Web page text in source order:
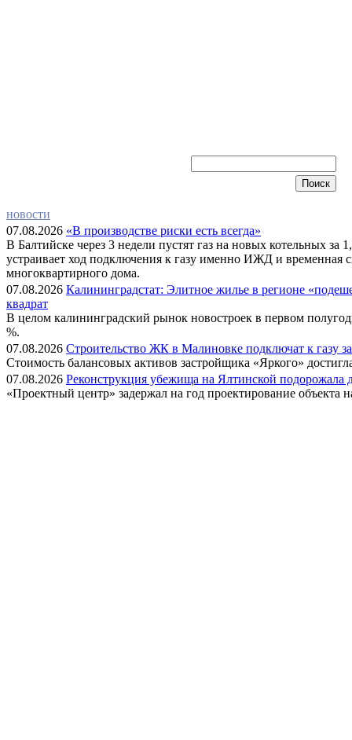
новости
07.08.2026 «В производстве риски есть всегда»
В Балтийске через 3 недели пустят газ на новых котельных за
устраивает ход подключения к газу именно ИЖД и временная
многоквартирного дома.
07.08.2026 Калининградстат: Элитное жилье в регионе
квадрат
В целом калининградский рынок новостроек в первом
%.
07.08.2026 Строительство ЖК в Малиновке подключат к газу
Стоимость балансовых активов застройщика «Яркого»
07.08.2026 Реконструкция убежища на Ялтинской подорожала
«Проектный центр» задержал на год проектирование объекта